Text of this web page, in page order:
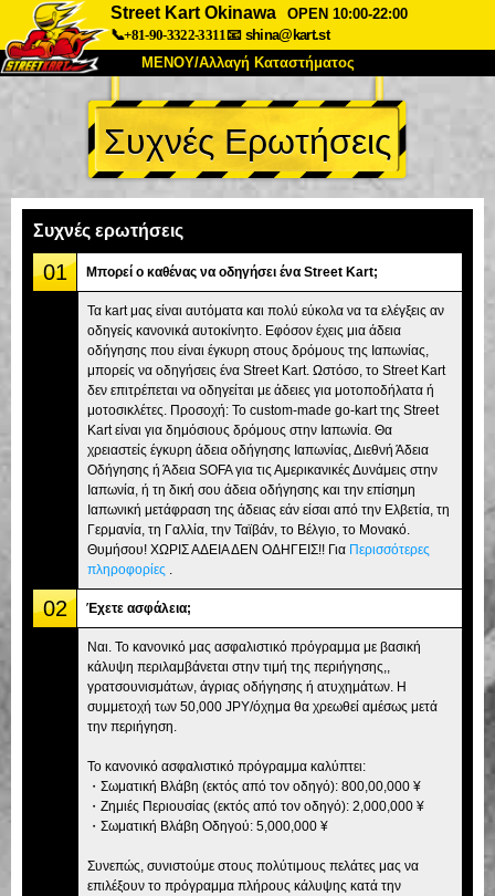
Street Kart Okinawa
OPEN 10:00-22:00
📞+81-90-3322-3311📧 shina@kart.st
ΜΕΝΟΥ/Αλλαγή Καταστήματος
ΚΥΡΙΩΣ
Σχετικά Προδιαγραφές Τιμές
Συχνές Ερωτήσεις
Εταιρεία
Αλλαγή Καταστήματος
Τόκιο Σινάγαουα #1 Τόκιο Ακίχαμπαρα #1
Τόκιο Ακίχαμπαρα #2 Τόκιο Σιμπούγια
Τόκιο Σιμπούγια Annex Τόκιο Κόλπος
Τόκιο Ασακούσα Οσάκα
Οκινάουα
Συχνές Ερωτήσεις
Συχνές ερωτήσεις
01 Μπορεί ο καθένας να οδηγήσει ένα Street Kart;
Τα kart μας είναι αυτόματα και πολύ εύκολα να τα ελέγξεις αν
οδηγείς κανονικά αυτοκίνητο. Εφόσον έχεις μια άδεια
οδήγησης που είναι έγκυρη στους δρόμους της Ιαπωνίας,
μπορείς να οδηγήσεις ένα Street Kart. Ωστόσο, το Street Kart
δεν επιτρέπεται να οδηγείται με άδειες για μοτοποδήλατα ή
μοτοσικλέτες. Προσοχή: Το custom-made go-kart της Street
Kart είναι για δημόσιους δρόμους στην Ιαπωνία. Θα
χρειαστείς έγκυρη άδεια οδήγησης Ιαπωνίας, Διεθνή Άδεια
Οδήγησης ή Άδεια SOFA για τις Αμερικανικές Δυνάμεις στην
Ιαπωνία, ή τη δική σου άδεια οδήγησης και την επίσημη
Ιαπωνική μετάφραση της άδειας εάν είσαι από την Ελβετία, τη
Γερμανία, τη Γαλλία, την Ταϊβάν, το Βέλγιο, το Μονακό.
Θυμήσου! ΧΩΡΙΣ ΑΔΕΙΑ ΔΕΝ ΟΔΗΓΕΙΣ!! Για Περισσότερες
πληροφορίες
02 Έχετε ασφάλεια;
Ναι. Το κανονικό μας ασφαλιστικό πρόγραμμα με βασική
κάλυψη περιλαμβάνεται στην τιμή της περιήγησης,,
γρατσουνισμάτων, άγριας οδήγησης ή ατυχημάτων. Η
συμμετοχή των 50,000 JPY/όχημα θα χρεωθεί αμέσως μετά
την περιήγηση.
Το κανονικό ασφαλιστικό πρόγραμμα καλύπτει:
・Σωματική Βλάβη (εκτός από τον οδηγό): 800,00,000 ¥
・Ζημιές Περιουσίας (εκτός από τον οδηγό): 2,000,000 ¥
・Σωματική Βλάβη Οδηγού: 5,000,000 ¥
Συνεπώς, συνιστούμε στους πολύτιμους πελάτες μας να
επιλέξουν το πρόγραμμα πλήρους κάλυψης κατά την